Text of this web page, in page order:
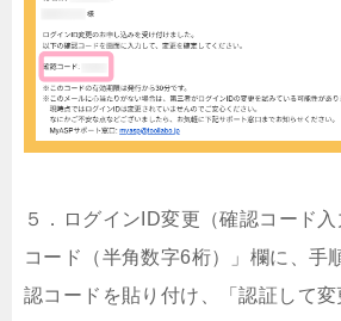
５．ログインID変更（確認コード
コード（半角数字6桁）」欄に、手
認コードを貼り付け、「認証して